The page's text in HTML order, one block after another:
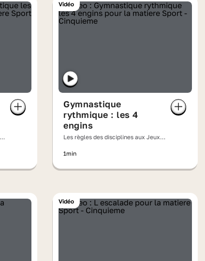
Vidéo
Gymnastique
rythmique : les 4
engins
Les règles des disciplines aux Jeux
1min
Vidéo